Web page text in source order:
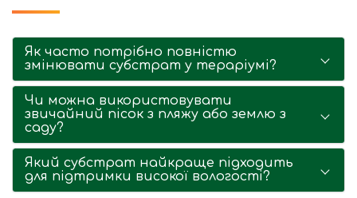
Як часто потрібно повністю
змінювати субстрат у тераріумі?
Чи можна використовувати
звичайний пісок з пляжу або землю з
саду?
Який субстрат найкраще підходить
для підтримки високої вологості?